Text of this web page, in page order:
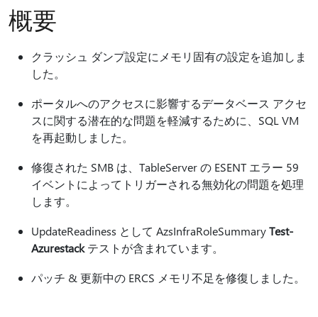
概要
クラッシュ ダンプ設定にメモリ固有の設定を追加しま
した。
ポータルへのアクセスに影響するデータベース アクセ
スに関する潜在的な問題を軽減するために、SQL VM
を再起動しました。
修復された SMB は、TableServer の ESENT エラー 59
イベントによってトリガーされる無効化の問題を処理
します。
UpdateReadiness として AzsInfraRoleSummaryTest-
Azurestackテストが含まれています。
パッチ & 更新中の ERCS メモリ不足を修復しました。